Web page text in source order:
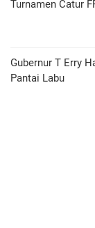
Turnamen Catur
Gubernur T Erry
Pantai Labu